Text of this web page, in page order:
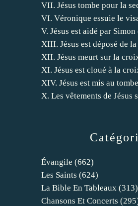
Évangile (662)
Les Saints (624)
La Bible En Tableaux (313)
Chansons Et Concerts
VII. Jésus tombe pour la
VI. Véronique essuie le
V. Jésus est aidé par Simon
XIII. Jésus est déposé de
XII. Jésus meurt sur la
XI. Jésus est cloué à la
XIV. Jésus est mis au
X. Les vêtements de Jésus